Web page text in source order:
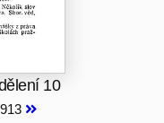
10